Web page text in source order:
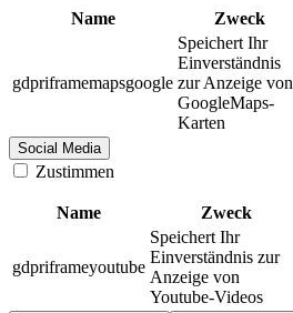
Name Zweck
gdpriframemapsgoogle
Speichert Ihr
Einverständnis
zur Anzeige von
GoogleMaps-
Karten
Social Media
Zustimmen
Name Zweck
gdpriframeyoutube
Speichert Ihr
Einverständnis zur
Anzeige von
Youtube-Videos